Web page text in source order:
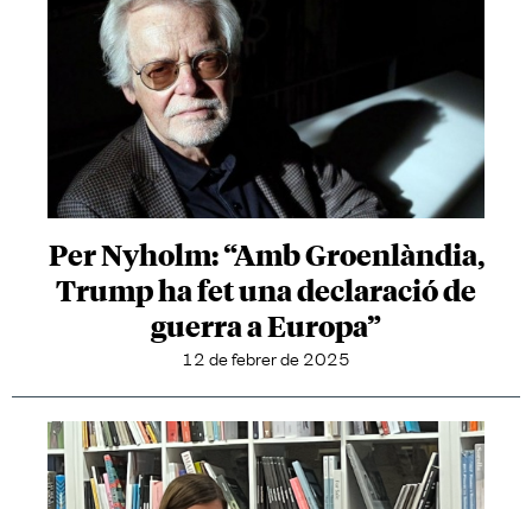
Per Nyholm: “Amb Groenlàndia,
Trump ha fet una declaració de
guerra a Europa”
12 de febrer de 2025